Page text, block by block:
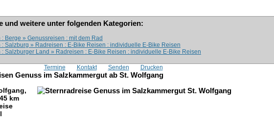
und weitere unter folgenden Kategorien:
: Berge » Genussreisen : mit dem Rad
: Salzburg » Radreisen : E-Bike Reisen : individuelle E-Bike Reisen
: Salzburger Land » Radreisen : E-Bike Reisen : individuelle E-Bike Reisen
Termine Kontakt Senden Drucken
Genuss im Salzkammergut ab St. Wolfgang
km